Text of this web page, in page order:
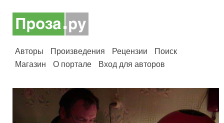
Авторы Произведения Рецензии
Поиск
Магазин
О портале Вход для авторов